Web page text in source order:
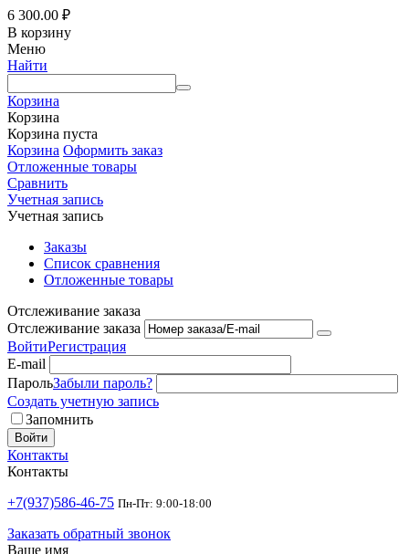
6 300.00 ₽
В корзину
Меню
Найти
Корзина
Корзина
Корзина пуста
Корзина Оформить заказ
Отложенные товары
Сравнить
Учетная запись
Учетная запись
Заказы
Список сравнения
Отложенные товары
Отслеживание заказа
Отслеживание заказа
ВойтиРегистрация
E-mail
ПарольЗабыли пароль?
Создать учетную запись
Запомнить
Войти
Контакты
Контакты
+7(937)586-46-75 Пн-Пт: 9:00-18:00
Заказать обратный звонок
Ваше имя